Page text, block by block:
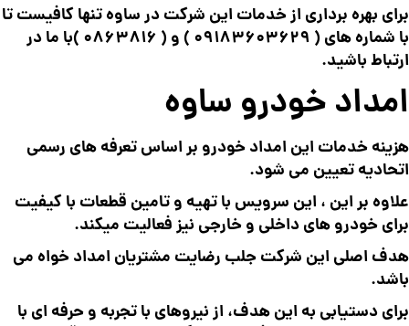
برای بهره برداری از خدمات این شرکت در ساوه تنها کافیست تا
با شماره های ( 09183603629 ) و ( 0863816 )با ما در
ارتباط باشید.
امداد خودرو ساوه
هزینه خدمات این امداد خودرو بر اساس تعرفه های رسمی
اتحادیه تعیین می شود.
علاوه بر این ، این سرویس با تهیه و تامین قطعات با کیفیت
برای خودرو های داخلی و خارجی نیز فعالیت میکند.
هدف اصلی این شرکت جلب رضایت مشتریان امداد خواه می
باشد.
برای دستیابی به این هدف، از نیروهای با تجربه و حرفه ای با